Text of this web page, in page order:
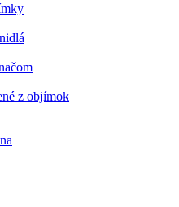
z objímok